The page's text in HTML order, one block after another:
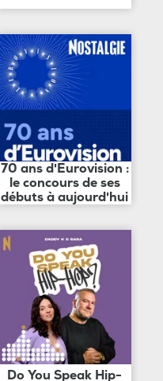
70 ans d'Eurovision :
le concours de ses
débuts à aujourd'hui
Do You Speak Hip-